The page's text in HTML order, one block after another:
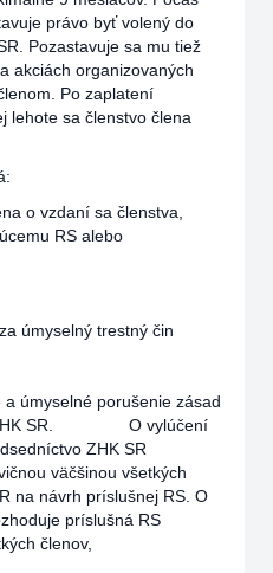
právo byť volený do
Pozastavuje sa mu tiež
akciách organizovaných
Po zaplatení
lehote sa členstvo člena
o vzdaní sa členstva,
RS alebo
úmyselný trestný čin
úmyselné porušenie zásad
ZHK SR. O vylúčení
ZHK SR
väčšinou všetkých
na návrh príslušnej RS. O
príslušná RS
členov,